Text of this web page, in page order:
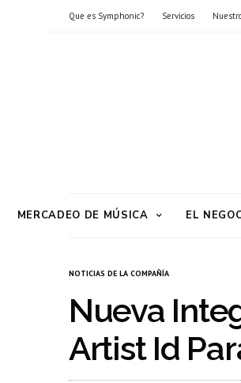
Que es Symphonic? Servicios
MERCADEO DE MÚSICA EL
NOTICIAS DE LA COMPAÑÍA
Nueva
Artist Id